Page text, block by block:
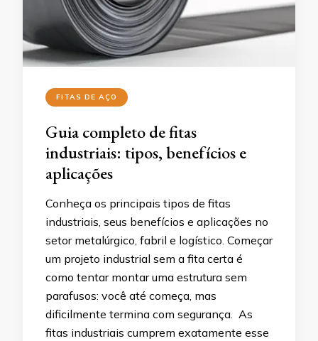
FITAS DE AÇO
Guia completo de fitas
industriais: tipos, benefícios e
aplicações
Conheça os principais tipos de fitas
industriais, seus benefícios e aplicações no
setor metalúrgico, fabril e logístico. Começar
um projeto industrial sem a fita certa é
como tentar montar uma estrutura sem
parafusos: você até começa, mas
dificilmente termina com segurança. As
fitas industriais cumprem exatamente esse